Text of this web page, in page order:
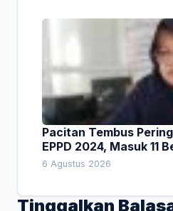
Pacitan Tembus
EPPD 2024, Masuk 11
6 Agustus 2026
Tinggalkan